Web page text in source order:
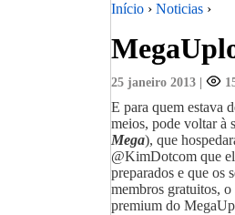
Início › Noticias ›
25 janeiro 2013 |
E para quem estava
meios, pode voltar à
Mega), que
@KimDotcom que
preparados e que os
membros gratuitos,
premium do